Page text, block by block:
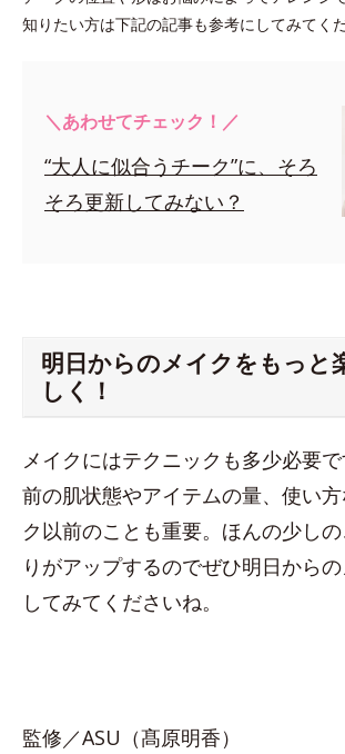
知りたい方は下記の記事も参考にしてみてくだ
＼あわせてチェック！／
“大人に似合うチーク”に、そろ
そろ更新してみない？
明日からのメイクをもっと
しく！
メイクにはテクニックも多少必要
前の肌状態やアイテムの量、使い
ク以前のことも重要。ほんの少し
りがアップするのでぜひ明日から
してみてくださいね。
監修／ASU（髙原明香）